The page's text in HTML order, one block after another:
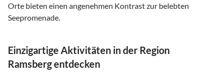
Orte bieten einen angenehmen Kontrast zur belebten
Seepromenade.
Einzigartige Aktivitäten in der Region
Ramsberg entdecken